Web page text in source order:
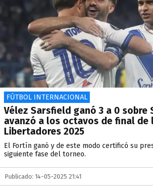
FÚTBOL INTERNACIONAL
Vélez Sarsfield ganó 3 a 0 sobre
avanzó a los octavos de final de
Libertadores 2025
El Fortín ganó y de este modo certificó su
siguiente fase del torneo.
Publicado: 14-05-2025 21:41